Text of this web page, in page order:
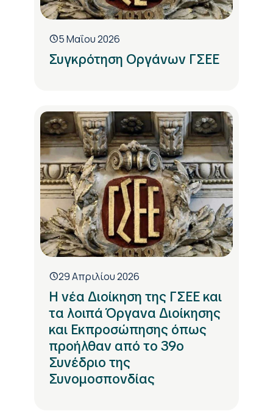
5 Μαΐου 2026
Συγκρότηση Οργάνων ΓΣΕΕ
29 Απριλίου 2026
Η νέα Διοίκηση της ΓΣΕΕ και
τα λοιπά Όργανα Διοίκησης
και Εκπροσώπησης όπως
προήλθαν από το 39ο
Συνέδριο της
Συνομοσπονδίας